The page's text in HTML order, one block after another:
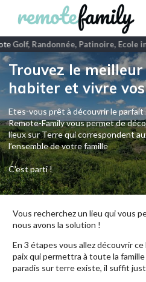
Golf, Randonnée, Patinoire, Ecole
Trouvez le
habiter et vivre
Etes-vous prêt à découvrir le
Remote-Family vous permet de
lieux sur Terre qui correspondent
l’ensemble de votre famille
C'est parti !
Vous recherchez un lieu qui vous
nous avons la solution !
En 3 étapes vous allez découvrir
paix qui permettra à toute la
paradis sur terre existe, il suffit